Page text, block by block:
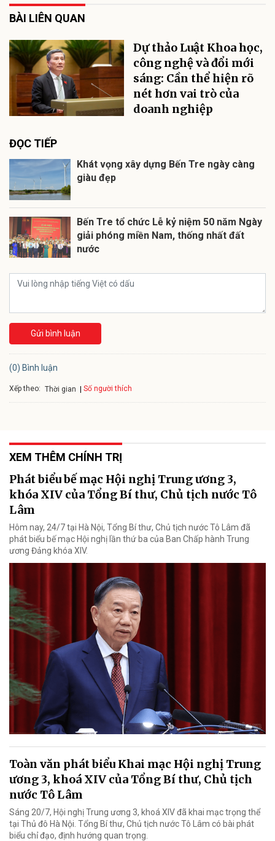
BÀI LIÊN QUAN
Dự thảo Luật Khoa học,
công nghệ và đổi mới
sáng: Cần thể hiện rõ
nét hơn vai trò của
doanh nghiệp
ĐỌC TIẾP
Khát vọng xây dựng Bến Tre ngày càng
giàu đẹp
Bến Tre tổ chức Lễ kỷ niệm 50 năm Ngày
giải phóng miền Nam, thống nhất đất
nước
Gửi bình luận
(0) Bình luận
Xếp theo: Thời gian Số người thích
XEM THÊM CHÍNH TRỊ
Phát biểu bế mạc Hội nghị Trung ương 3,
khóa XIV của Tổng Bí thư, Chủ tịch nước Tô
Lâm
Hôm nay, 24/7 tại Hà Nội, Tổng Bí thư, Chủ tịch nước Tô Lâm đã
phát biểu bế mạc Hội nghị lần thứ ba của Ban Chấp hành Trung
ương Đảng khóa XIV.
Toàn văn phát biểu Khai mạc Hội nghị Trung
ương 3, khoá XIV của Tổng Bí thư, Chủ tịch
nước Tô Lâm
Sáng 20/7, Hội nghị Trung ương 3, khoá XIV đã khai mạc trọng thể
tại Thủ đô Hà Nội. Tổng Bí thư, Chủ tịch nước Tô Lâm có bài phát
biểu chỉ đạo, định hướng quan trọng.